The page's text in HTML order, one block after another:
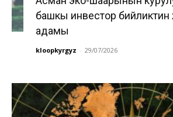
башкы инвестор
адамы
kloopkyrgyz - 29/07/2026